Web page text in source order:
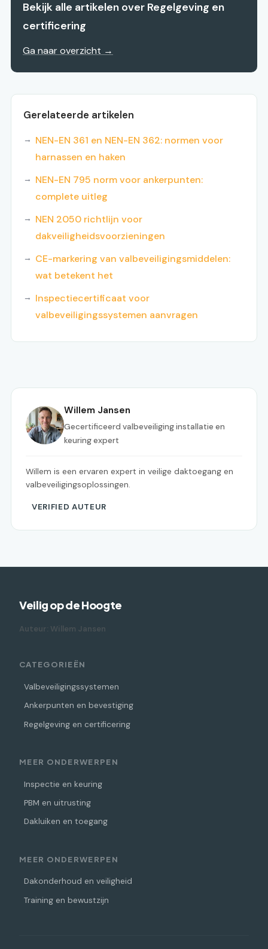
Bekijk alle artikelen over Regelgeving en
certificering
Ga naar overzicht →
Gerelateerde artikelen
NEN-EN 361 en NEN-EN 362: normen voor
harnassen en haken
NEN-EN 795 norm voor ankerpunten:
complete uitleg
NEN 2050 richtlijn voor
dakveiligheidsvoorzieningen
CE-markering van valbeveiligingsmiddelen:
wat betekent het
Inspectiecertificaat voor
valbeveiligingssystemen aanvragen
Willem Jansen
Gecertificeerd valbeveiliging installatie en
keuring expert
Willem is een ervaren expert in veilige daktoegang en
valbeveiligingsoplossingen.
VERIFIED AUTEUR
Veilig op de Hoogte
Auteur: Willem Jansen
CATEGORIEËN
Valbeveiligingssystemen
Ankerpunten en bevestiging
Regelgeving en certificering
MEER ONDERWERPEN
Inspectie en keuring
PBM en uitrusting
Dakluiken en toegang
MEER ONDERWERPEN
Dakonderhoud en veiligheid
Training en bewustzijn